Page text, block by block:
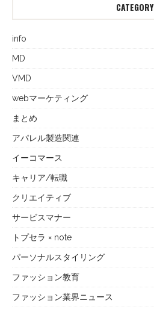
CATEGORY
info
MD
VMD
webマーケティング
まとめ
アパレル製造関連
イーコマース
キャリア/転職
クリエイティブ
サービスマナー
トプセラ × note
パーソナルスタイリング
ファッション教育
ファッション業界ニュース